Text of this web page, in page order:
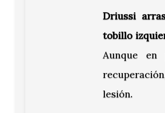
Driussi
tobillo
Aunque
lesión.